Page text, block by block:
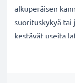
alkuperäisen
suorituskykyä tai
kestävät useita